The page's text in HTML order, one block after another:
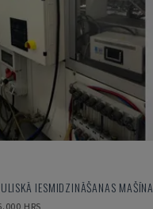
IESMIDZINĀŠANAS MAŠĪNA
HRS